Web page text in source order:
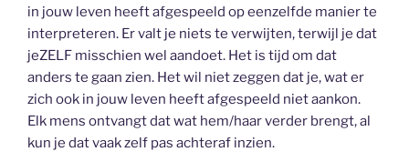
in jouw leven heeft afgespeeld op eenzelfde manier te
interpreteren. Er valt je niets te verwijten, terwijl je dat
jeZELF misschien wel aandoet. Het is tijd om dat
anders te gaan zien. Het wil niet zeggen dat je, wat er
zich ook in jouw leven heeft afgespeeld niet aankon.
Elk mens ontvangt dat wat hem/haar verder brengt, al
kun je dat vaak zelf pas achteraf inzien.